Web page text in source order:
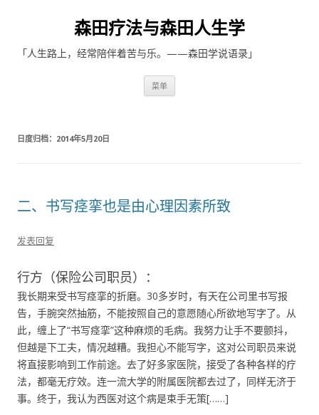
森田疗法与森田人生学
「人生路上，经常陪伴着苦与乐。——森田学说语录」
菜单
日度归档： 2014年5月20日
二、书写痉挛也是由心理因素所致
发表回复
行方（保险公司职员）：
我长期来受书写痉挛的折磨。30多岁时，有天在公司里书写报
告，手腕突然抽筋，不能按照自己的意愿随心所欲地写字了。从
此，缠上了“书写痉挛”这种麻烦的毛病。我努力让手不要颤抖，
但越是下工夫，情况越糟。我担心不能写字，这对公司职员来说
将直接影响到工作前途。去了好多家医院，接受了各种各样的疗
法，都毫无疗效。连一流大学的附属医院都去过了，同样无济于
事。终于，我认为西医对这个病是束手无策[……]